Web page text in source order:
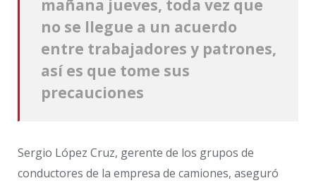
mañana jueves, toda vez que
no se llegue a un acuerdo
entre trabajadores y patrones,
así es que tome sus
precauciones
Sergio López Cruz, gerente de los grupos de
conductores de la empresa de camiones, aseguró